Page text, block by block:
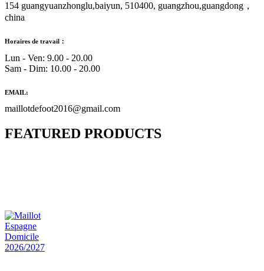
154 guangyuanzhonglu,baiyun, 510400, guangzhou,guangdong，
china
Horaires de travail：
Lun - Ven: 9.00 - 20.00
Sam - Dim: 10.00 - 20.00
EMAIL:
maillotdefoot2016@gmail.com
FEATURED PRODUCTS